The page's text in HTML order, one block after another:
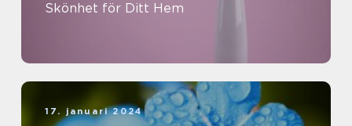
Skönhet för Ditt Hem
17. januari 2024